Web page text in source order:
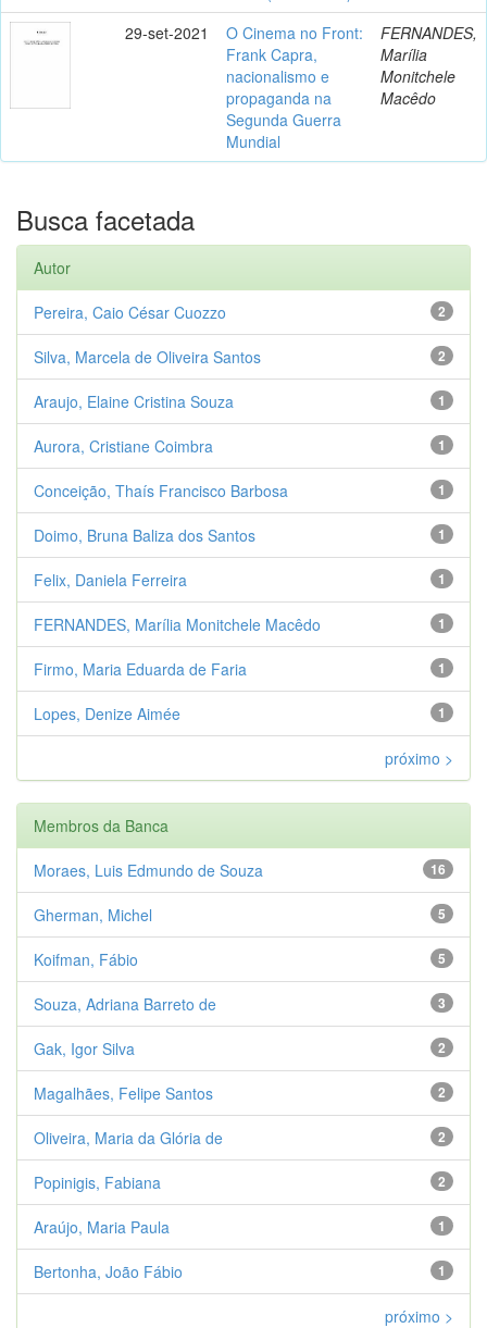
29-set-2021
O Cinema no Front:
Frank Capra,
nacionalismo e
propaganda na
Segunda Guerra
Mundial
FERNANDES,
Marília
Monitchele
Macêdo
Busca facetada
Autor
2
Pereira, Caio César Cuozzo
2
Silva, Marcela de Oliveira Santos
1
Araujo, Elaine Cristina Souza
1
Aurora, Cristiane Coimbra
1
Conceição, Thaís Francisco Barbosa
1
Doimo, Bruna Baliza dos Santos
1
Felix, Daniela Ferreira
1
FERNANDES, Marília Monitchele Macêdo
1
Firmo, Maria Eduarda de Faria
1
Lopes, Denize Aimée
próximo >
Membros da Banca
16
Moraes, Luis Edmundo de Souza
5
Gherman, Michel
5
Koifman, Fábio
3
Souza, Adriana Barreto de
2
Gak, Igor Silva
2
Magalhães, Felipe Santos
2
Oliveira, Maria da Glória de
2
Popinigis, Fabiana
1
Araújo, Maria Paula
1
Bertonha, João Fábio
próximo >